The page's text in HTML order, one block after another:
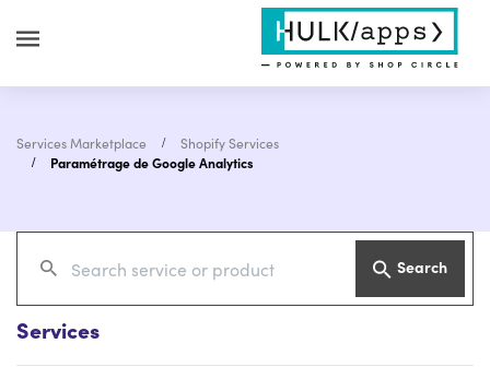
Services Marketplace
Shopify Services
Paramétrage de Google Analytics
Search
Services